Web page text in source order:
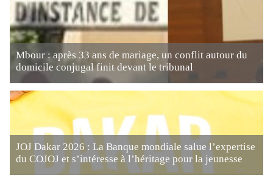
Mbour : après 33 ans de mariage, un conflit autour du
domicile conjugal finit devant le tribunal
JOJ Dakar 2026 : La Banque mondiale salue l’expertise
du COJOJ et s’intéresse à l’héritage pour la jeunesse